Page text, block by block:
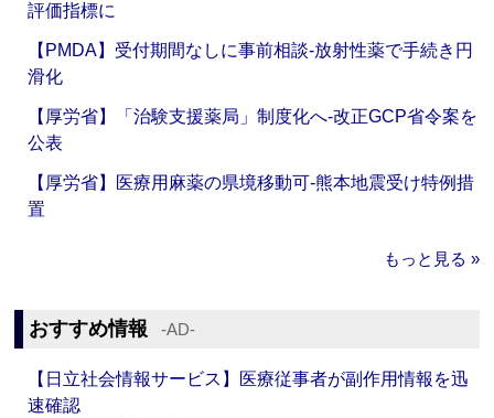
評価指標に
【PMDA】受付期間なしに事前相談‐放射性薬で手続き円
滑化
【厚労省】「治験支援薬局」制度化へ‐改正GCP省令案を
公表
【厚労省】医療用麻薬の県境移動可‐熊本地震受け特例措
置
もっと見る »
おすすめ情報 ‐AD‐
【日立社会情報サービス】医療従事者が副作用情報を迅
速確認